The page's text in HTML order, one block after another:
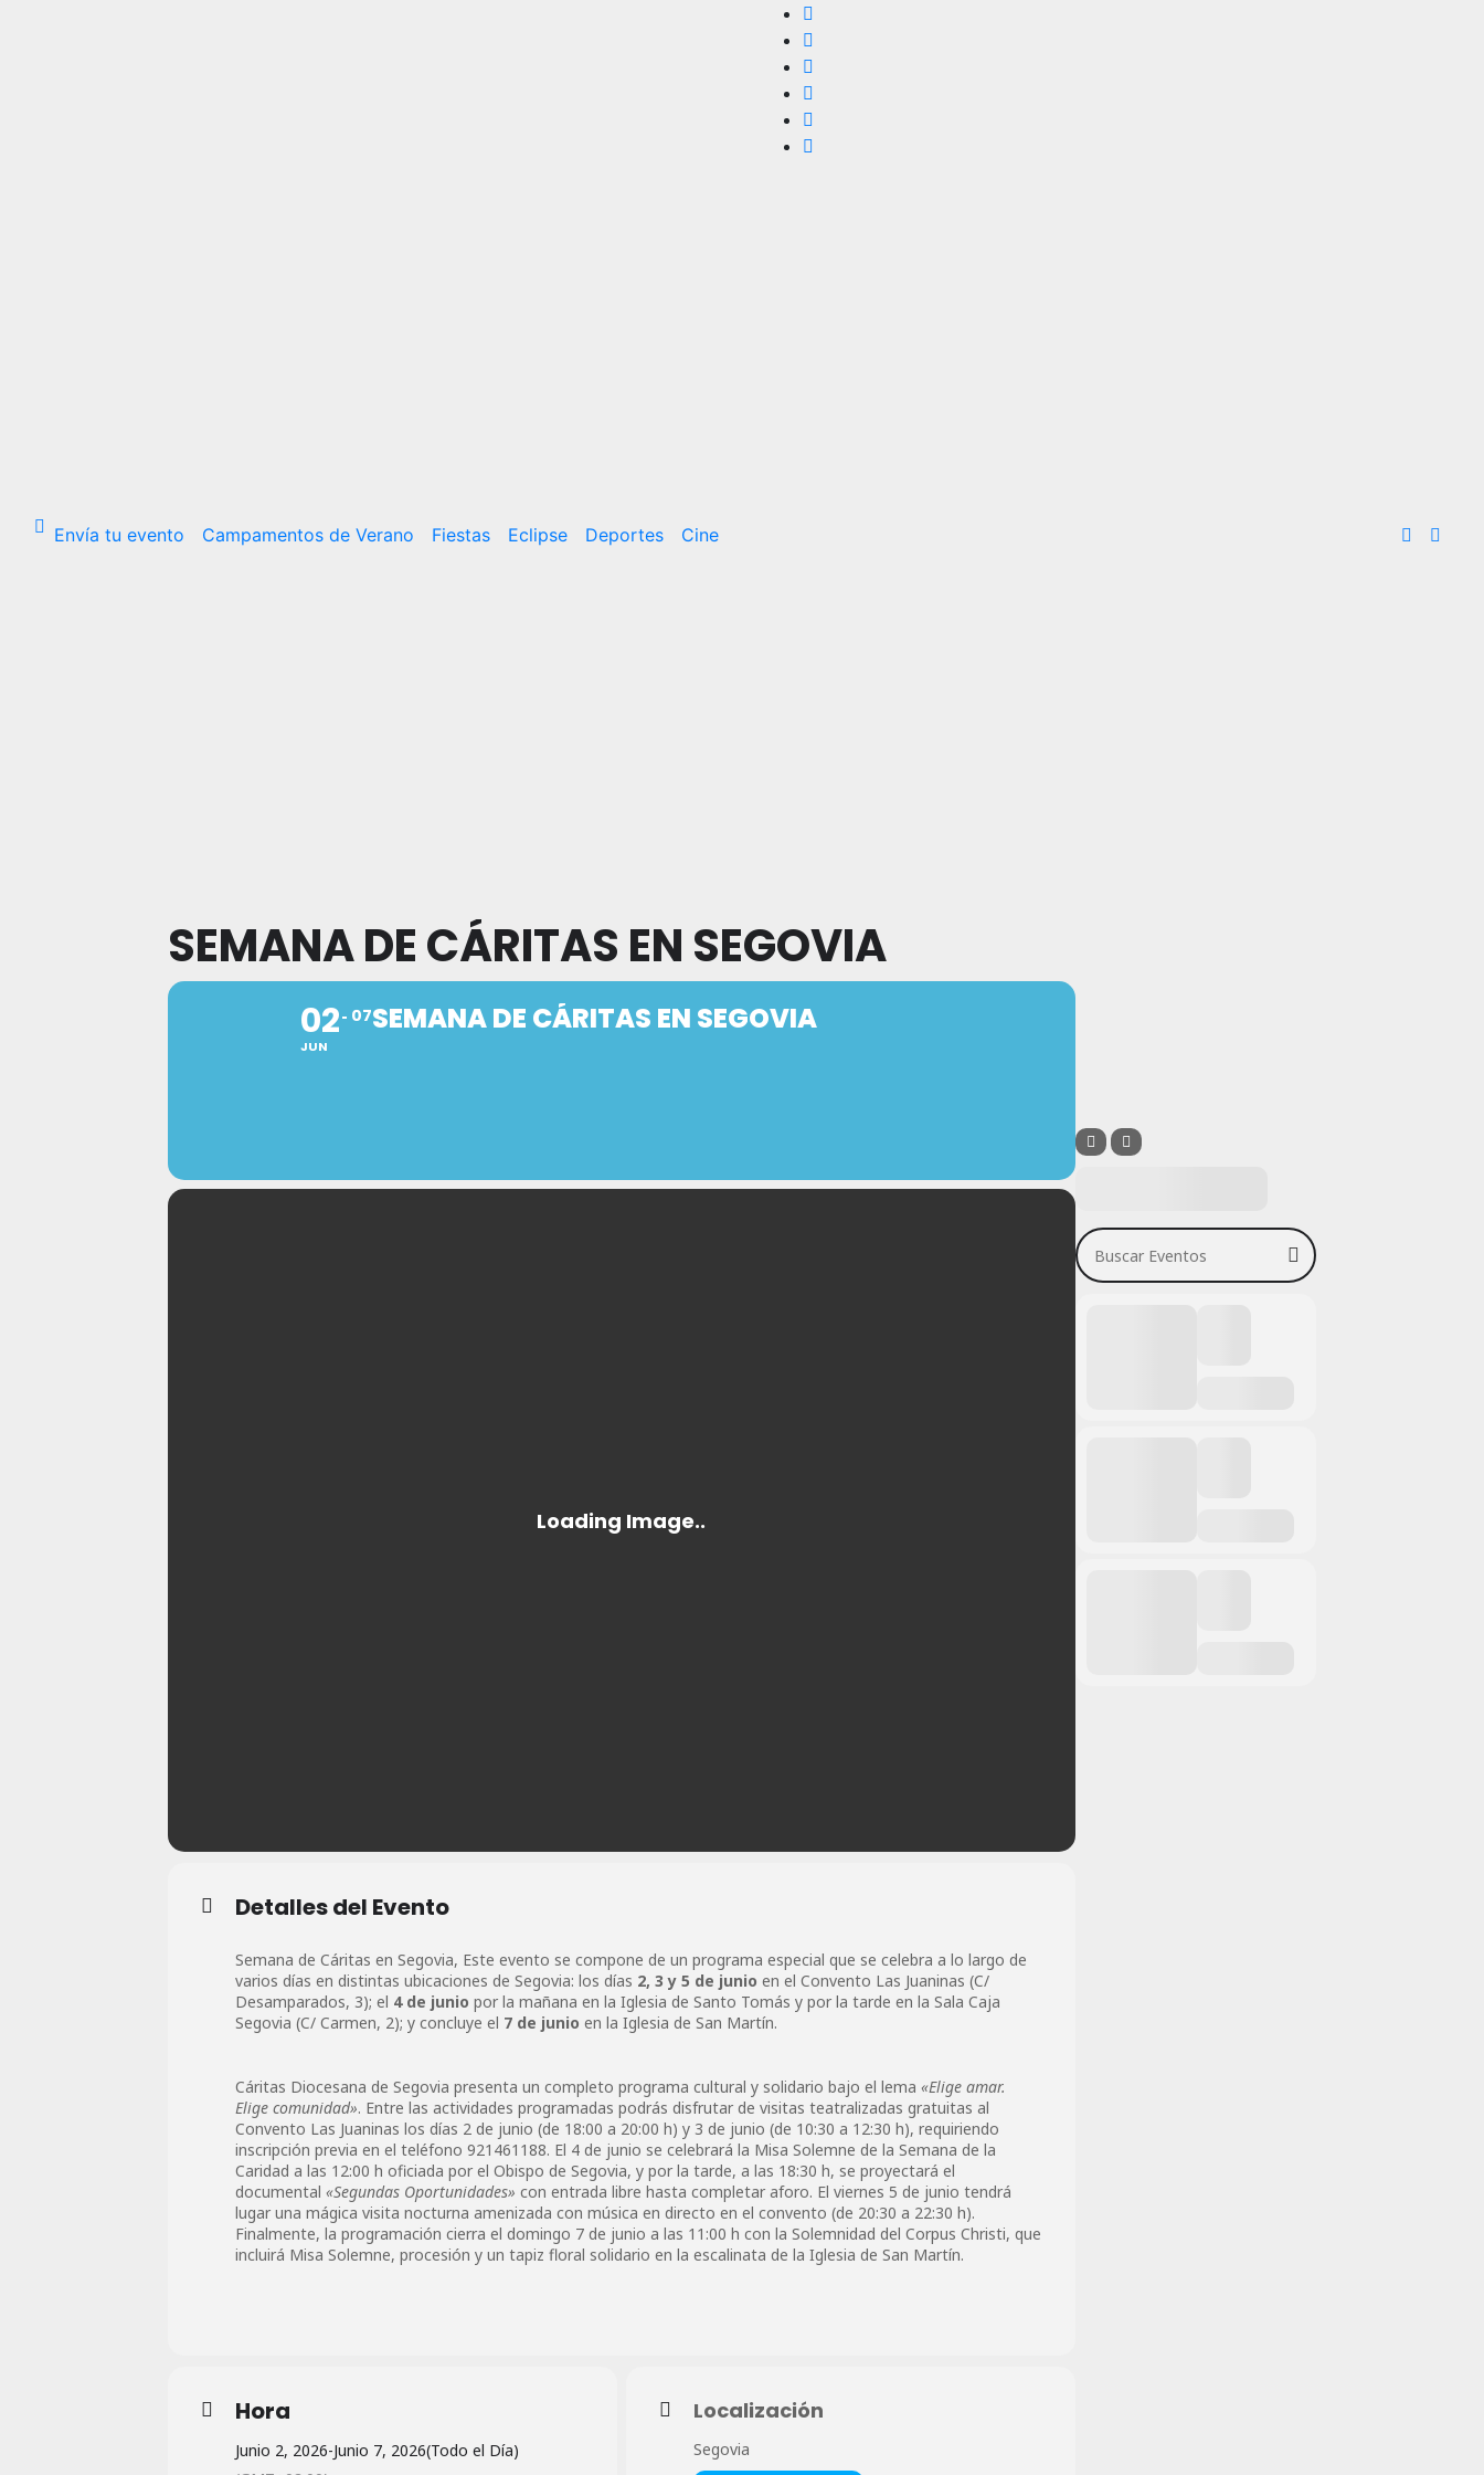
Envía tu evento Campamentos de Verano Fiestas Eclipse Deportes Cine
SEMANA DE CÁRITAS EN SEGOVIA
02
JUN
07SEMANA DE CÁRITAS EN SEGOVIA
Detalles del Evento
Semana de Cáritas en Segovia, Este evento se compone de un programa especial que se celebra a lo largo de
varios días en distintas ubicaciones de Segovia: los días 2, 3 y 5 de junio en el Convento Las Juaninas (C/
Desamparados, 3); el 4 de junio por la mañana en la Iglesia de Santo Tomás y por la tarde en la Sala Caja
Segovia (C/ Carmen, 2); y concluye el 7 de junio en la Iglesia de San Martín.
Cáritas Diocesana de Segovia presenta un completo programa cultural y solidario bajo el lema «Elige amar.
Elige comunidad». Entre las actividades programadas podrás disfrutar de visitas teatralizadas gratuitas al
Convento Las Juaninas los días 2 de junio (de 18:00 a 20:00 h) y 3 de junio (de 10:30 a 12:30 h), requiriendo
inscripción previa en el teléfono 921461188. El 4 de junio se celebrará la Misa Solemne de la Semana de la
Caridad a las 12:00 h oficiada por el Obispo de Segovia, y por la tarde, a las 18:30 h, se proyectará el
documental «Segundas Oportunidades» con entrada libre hasta completar aforo. El viernes 5 de junio tendrá
lugar una mágica visita nocturna amenizada con música en directo en el convento (de 20:30 a 22:30 h).
Finalmente, la programación cierra el domingo 7 de junio a las 11:00 h con la Solemnidad del Corpus Christi, que
incluirá Misa Solemne, procesión y un tapiz floral solidario en la escalinata de la Iglesia de San Martín.
Hora
Junio 2, 2026-Junio 7, 2026(Todo el Día)
Localización
Segovia
Buscar Eventos